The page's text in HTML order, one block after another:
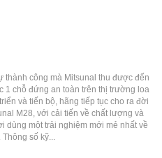
thành công mà Mitsunal thu được đến
1 chỗ đứng an toàn trên thị trường loa
và tiến bộ, hãng tiếp tục cho ra đời
M28, với cải tiến về chất lượng và
dùng một trải nghiệm mới mẻ nhất về
số kỹ...